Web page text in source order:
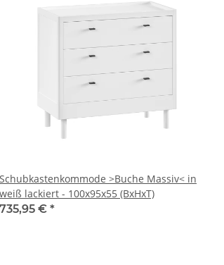
Schubkastenkommode >Buche Massiv< in
weiß lackiert - 100x95x55 (BxHxT)
735,95 € *